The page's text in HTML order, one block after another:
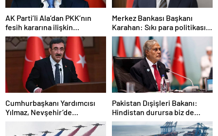
AK Parti’li Ala’dan PKK’nın
fesih kararına ilişkin
açıklama: Pazarlık söz konusu
değildir
Merkez Bankası Başkanı
Karahan: Sıkı para politikası
duruşumuz sürecek
Cumhurbaşkanı Yardımcısı
Yılmaz, Nevşehir’de
temaslarda bulundu! ‘Hiç
kimsenin tereddütü olmasın’
Pakistan Dışişleri Bakanı:
Hindistan durursa biz de
duracağız